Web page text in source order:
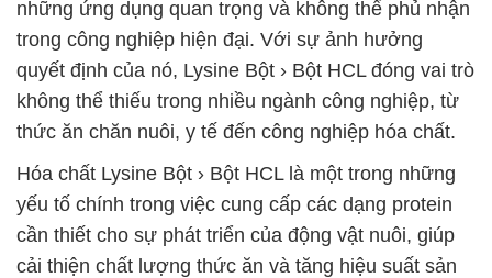
những ứng dụng quan trọng và không thể phủ nhận
trong công nghiệp hiện đại. Với sự ảnh hưởng
quyết định của nó, Lysine Bột › Bột HCL đóng vai trò
không thể thiếu trong nhiều ngành công nghiệp, từ
thức ăn chăn nuôi, y tế đến công nghiệp hóa chất.
Hóa chất Lysine Bột › Bột HCL là một trong những
yếu tố chính trong việc cung cấp các dạng protein
cần thiết cho sự phát triển của động vật nuôi, giúp
cải thiện chất lượng thức ăn và tăng hiệu suất sản